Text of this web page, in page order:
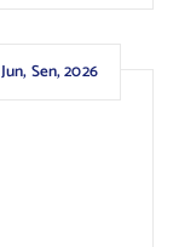
Jun, Sen, 2026